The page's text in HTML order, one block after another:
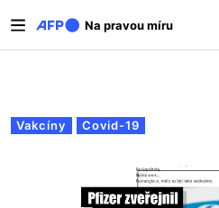
Na pravou míru
Hlavní záložky
Vakcíny Covid-19